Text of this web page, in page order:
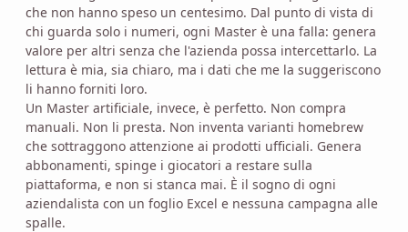
che non hanno speso un centesimo. Dal punto di vista di
chi guarda solo i numeri, ogni Master è una falla: genera
valore per altri senza che l'azienda possa intercettarlo. La
lettura è mia, sia chiaro, ma i dati che me la suggeriscono
li hanno forniti loro.
Un Master artificiale, invece, è perfetto. Non compra
manuali. Non li presta. Non inventa varianti homebrew
che sottraggono attenzione ai prodotti ufficiali. Genera
abbonamenti, spinge i giocatori a restare sulla
piattaforma, e non si stanca mai. È il sogno di ogni
aziendalista con un foglio Excel e nessuna campagna alle
spalle.